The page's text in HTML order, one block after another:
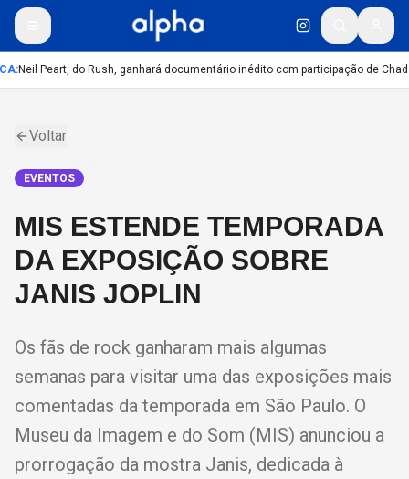
:Neil Peart, do Rush, ganhará documentário inédito com participação de Chad
Voltar
EVENTOS
MIS ESTENDE TEMPORADA
DA EXPOSIÇÃO SOBRE
JANIS JOPLIN
Os fãs de rock ganharam mais algumas
semanas para visitar uma das exposições mais
comentadas da temporada em São Paulo. O
Museu da Imagem e do Som (MIS) anunciou a
prorrogação da mostra Janis, dedicada à